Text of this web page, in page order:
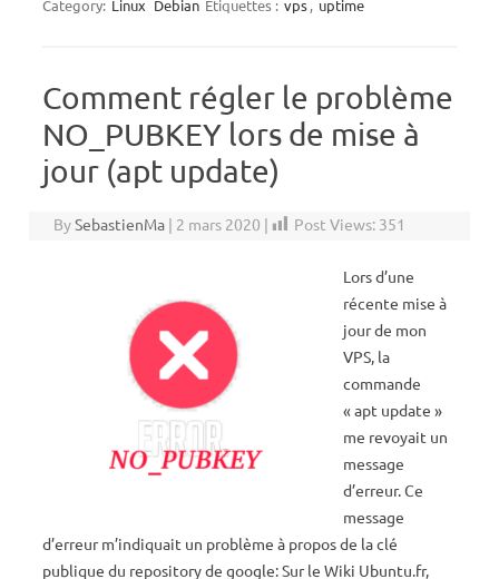
Category: Linux Debian Étiquettes : vps, uptime
Comment régler le problème
NO_PUBKEY lors de mise à
jour (apt update)
BySebastienMa | 2 mars 2020 | Post Views: 351
Lors d’une
récente mise à
jour de mon
VPS, la
commande
« apt update »
me revoyait un
message
d’erreur. Ce
message
d’erreur m’indiquait un problème à propos de la clé
publique du repository de google: Sur le Wiki Ubuntu.fr,